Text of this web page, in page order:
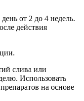
от 2 до 4 недель.
действия
слива или
Использовать
на основе